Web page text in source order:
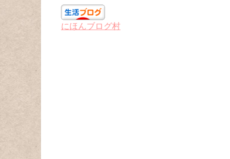
にほんブログ村